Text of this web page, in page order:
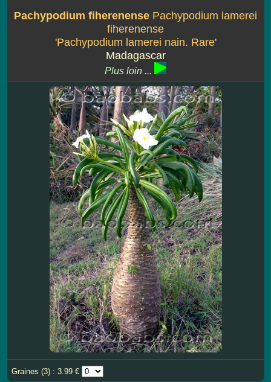
Pachypodium fiherenense Pachypodium lamerei
fiherenense
'Pachypodium lamerei nain. Rare'
Madagascar
Plus loin ...
Graines (3) : 3.99 €